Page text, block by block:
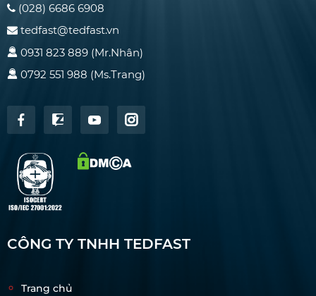
(028) 6686 6908
tedfast@tedfast.vn
0931 823 889 (Mr.Nhân)
0792 551 988 (Ms.Trang)
CÔNG TY TNHH TEDFAST
Trang chủ